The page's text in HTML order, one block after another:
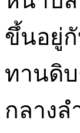
ขึ้นอยู่
ทานดิบ
กลาง